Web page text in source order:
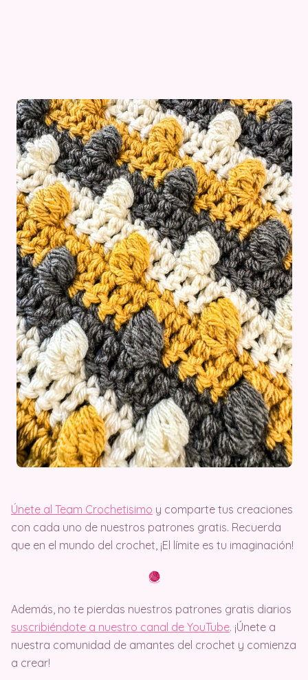
Únete al Team Crochetisimo y comparte tus creaciones
con cada uno de nuestros patrones gratis. Recuerda
que en el mundo del crochet, ¡El límite es tu imaginación!
Además, no te pierdas nuestros patrones gratis diarios
suscribiéndote a nuestro canal de YouTube. ¡Únete a
nuestra comunidad de amantes del crochet y comienza
a crear!